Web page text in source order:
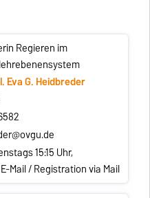
Regieren im
Eva G. Heidbreder
15:15 Uhr,
Mail / Registration via Mail